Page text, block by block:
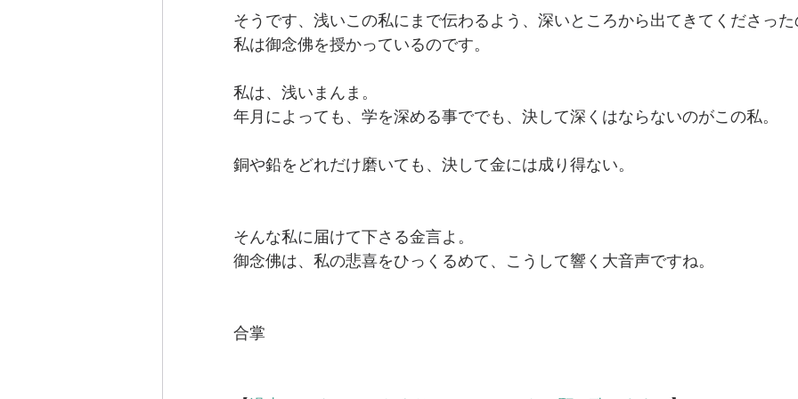
そうです、浅いこの私にまで伝わるよう、深いところから出てきてくださっ
私は御念佛を授かっているのです。
私は、浅いまんま。
年月によっても、学を深める事ででも、決して深くはならないのがこの私。
銅や鉛をどれだけ磨いても、決して金には成り得ない。
そんな私に届けて下さる金言よ。
御念佛は、私の悲喜をひっくるめて、こうして響く大音声ですね。
合掌